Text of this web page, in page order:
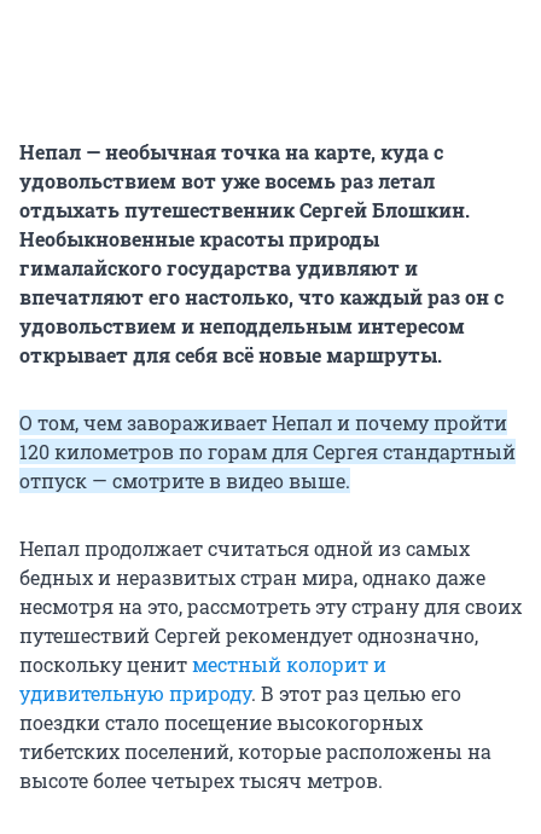
Непал — необычная точка на карте, куда с
удовольствием вот уже восемь раз летал
отдыхать путешественник Сергей Блошкин.
Необыкновенные красоты природы
гималайского государства удивляют и
впечатляют его настолько, что каждый раз он с
удовольствием и неподдельным интересом
открывает для себя всё новые маршруты.
О том, чем завораживает Непал и почему пройти
120 километров по горам для Сергея стандартный
отпуск — смотрите в видео выше.
Непал продолжает считаться одной из самых
бедных и неразвитых стран мира, однако даже
несмотря на это, рассмотреть эту страну для своих
путешествий Сергей рекомендует однозначно,
поскольку ценитместный колорит и
удивительную природу. В этот раз целью его
поездки стало посещение высокогорных
тибетских поселений, которые расположены на
высоте более четырех тысяч метров.